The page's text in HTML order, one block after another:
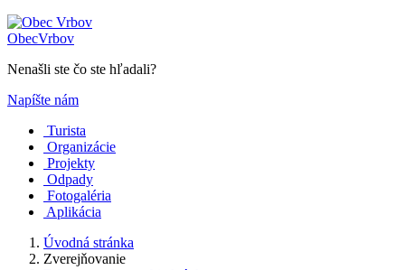
ObecVrbov
Nenašli ste čo ste hľadali?
Napíšte nám
Turista
Organizácie
Projekty
Odpady
Fotogaléria
Aplikácia
Úvodná stránka
Zverejňovanie